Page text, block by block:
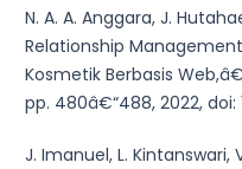
N. A. A. Anggara, J.
Relationship
Kosmetik Berbasis
pp. 480â€“488, 2022,
J. Imanuel, L. Kintanswari,